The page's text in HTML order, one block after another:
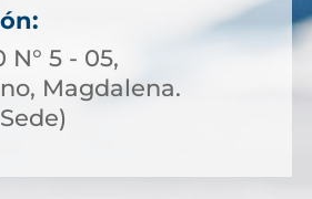
N° 5 - 05,
Magdalena.